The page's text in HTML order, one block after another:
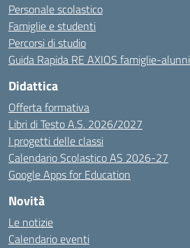
Personale scolastico
Famiglie e studenti
Percorsi di studio
Guida Rapida RE AXIOS famiglie-alunni
Didattica
Offerta formativa
Libri di Testo A.S. 2026/2027
I progetti delle classi
Calendario Scolastico AS 2026-27
Google Apps for Education
Novità
Le notizie
Calendario eventi